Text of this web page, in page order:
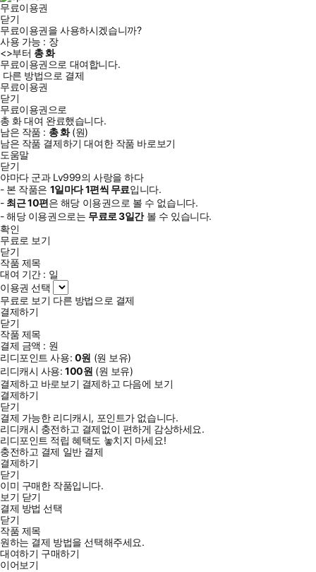
남자친구에게 차인 아카네는 화풀이로 전 남친과 플레이했던 게임
에서 잡몹을 사냥하던 중 같은 길드 멤버인 뽀글머리남 야마다에
게 하소연하지만 「관심은 없네요」라며 매정한 대답을 듣는다.
이후 아카네는 전 남친에게 설욕하고자 예쁘게 꾸미고서 게임의
오프라인 이벤트에 참석하지만, 거기서 도움 받은 잘생긴 남자로
부터 길드 멤버인 야마다와 완전히 똑같은 말을 듣는데….
무료이용권
닫기
무료이용권을 사용하시겠습니까?
사용 가능 : 장
<>부터 총화
무료이용권으로 대여합니다.
다른 방법으로 결제
무료이용권
닫기
무료이용권으로
총 화대여 완료했습니다.
남은 작품 : 총화(원)
남은 작품 결제하기 대여한 작품 바로보기
도움말
닫기
야마다 군과 Lv999의 사랑을 하다
- 본 작품은 1일마다1편씩 무료입니다.
- 최근10편은 해당 이용권으로 볼 수 없습니다.
- 해당 이용권으로는 무료로3일간볼 수 있습니다.
확인
무료로 보기
닫기
작품 제목
대여 기간 : 일
이용권 선택
무료로 보기 다른 방법으로 결제
결제하기
닫기
작품 제목
결제 금액 : 원
리디포인트 사용: 0원 (원 보유)
리디캐시 사용:100원 (원 보유)
결제하고 바로보기 결제하고 다음에 보기
결제하기
닫기
결제 가능한 리디캐시, 포인트가 없습니다.
리디캐시 충전하고 결제없이 편하게 감상하세요.
리디포인트 적립 혜택도 놓치지 마세요!
충전하고 결제 일반 결제
결제하기
닫기
이미 구매한 작품입니다.
보기 닫기
결제 방법 선택
닫기
작품 제목
원하는 결제 방법을 선택해주세요.
대여하기 구매하기
이어보기